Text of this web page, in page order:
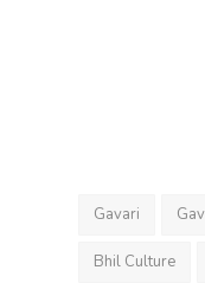
Gavari
Bhil Culture